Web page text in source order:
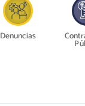
Denuncias